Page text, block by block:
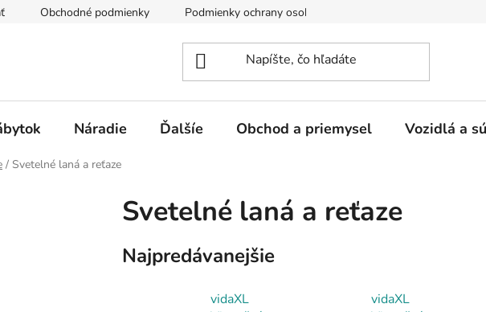
Obchodné podmienky Podmienky ochrany osobných údajov
Náradie Ďalšíe Obchod a priemysel Vozidlá a
/ Svetelné laná a reťaze
Svetelné laná a reťaze
Najpredávanejšie
vidaXL
vidaXL